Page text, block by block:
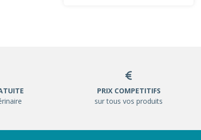
PRIX COMPETITIFS
sur tous vos produits